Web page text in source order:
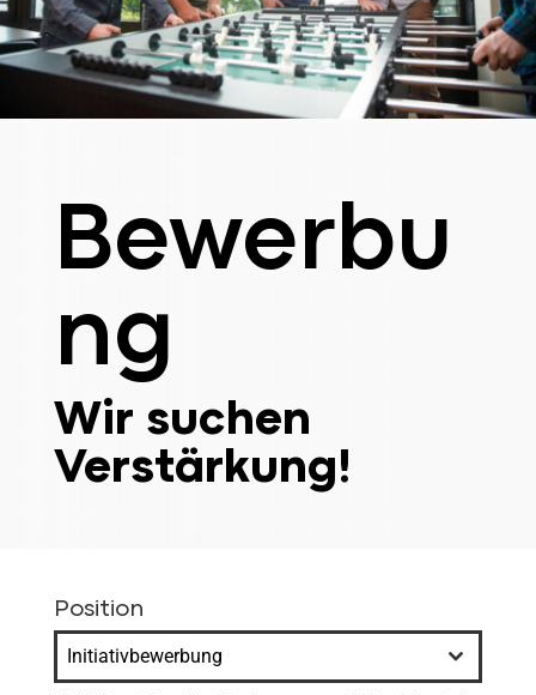
Bewerbu
ng
Wir suchen
Verstärkung!
Position
Initiativbewerbung